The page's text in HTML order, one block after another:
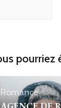
pourriez
Romance